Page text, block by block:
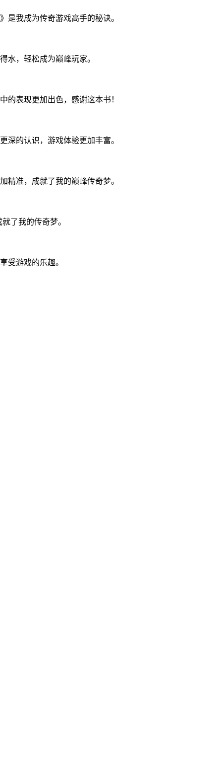
是我成为传奇游戏高手的秘诀。
水，轻松成为巅峰玩家。
的表现更加出色，感谢这本书！
深的认识，游戏体验更加丰富。
精准，成就了我的巅峰传奇梦。
了我的传奇梦。
受游戏的乐趣。